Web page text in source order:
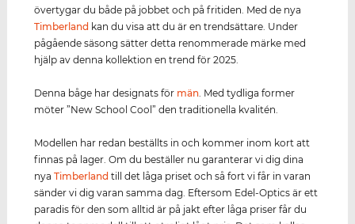
övertygar du både på jobbet och på fritiden. Med de nya
Timberland kan du visa att du är en trendsättare. Under
pågående säsong sätter detta renommerade märke med
hjälp av denna kollektion en trend för 2025.
Denna båge har designats för män . Med tydliga former
möter ”New School Cool” den traditionella kvalitén.
Modellen har redan beställts in och kommer inom kort att
finnas på lager. Om du beställer nu garanterar vi dig dina
nyaTimberland till det låga priset och så fort vi får in varan
sänder vi dig varan samma dag. Eftersom Edel-Optics är ett
paradis för den som alltid är på jakt efter låga priser får du